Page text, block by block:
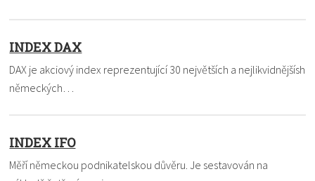
INDEX DAX
DAX je akciový index reprezentující 30 největších a nejlikvidnějšísh
německých…
INDEX IFO
Měří německou podnikatelskou důvěru. Je sestavován na